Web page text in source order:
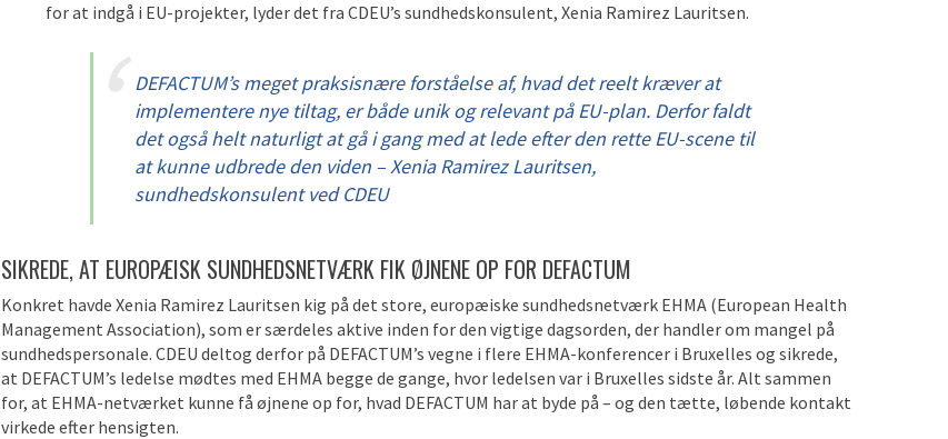
for at indgå i EU-projekter, lyder det fra CDEU’s sundhedskonsulent, Xenia Ramirez Lauritsen.
DEFACTUM’s meget praksisnære forståelse af, hvad det reelt kræver at
implementere nye tiltag, er både unik og relevant på EU-plan. Derfor faldt
det også helt naturligt at gå i gang med at lede efter den rette EU-scene til
at kunne udbrede den viden – Xenia Ramirez Lauritsen,
sundhedskonsulent ved CDEU
SIKREDE, AT EUROPÆISK SUNDHEDSNETVÆRK FIK ØJNENE OP FOR DEFACTUM
Konkret havde Xenia Ramirez Lauritsen kig på det store, europæiske sundhedsnetværk EHMA (European Health
Management Association), som er særdeles aktive inden for den vigtige dagsorden, der handler om mangel på
sundhedspersonale. CDEU deltog derfor på DEFACTUM’s vegne i flere EHMA-konferencer i Bruxelles og sikrede,
at DEFACTUM’s ledelse mødtes med EHMA begge de gange, hvor ledelsen var i Bruxelles sidste år. Alt sammen
for, at EHMA-netværket kunne få øjnene op for, hvad DEFACTUM har at byde på – og den tætte, løbende kontakt
virkede efter hensigten.